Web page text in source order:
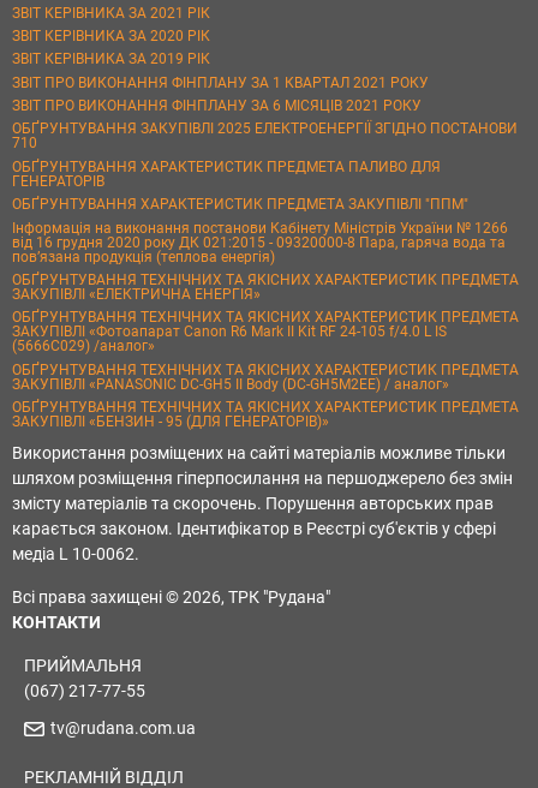
ЗВІТ КЕРІВНИКА ЗА 2021 РІК
ЗВІТ КЕРІВНИКА ЗА 2020 РІК
ЗВІТ КЕРІВНИКА ЗА 2019 РІК
ЗВІТ ПРО ВИКОНАННЯ ФІНПЛАНУ ЗА 1 КВАРТАЛ 2021 РОКУ
ЗВІТ ПРО ВИКОНАННЯ ФІНПЛАНУ ЗА 6 МІСЯЦІВ 2021 РОКУ
ОБҐРУНТУВАННЯ ЗАКУПІВЛІ 2025 ЕЛЕКТРОЕНЕРГІЇ ЗГІДНО ПОСТАНОВИ
710
ОБҐРУНТУВАННЯ ХАРАКТЕРИСТИК ПРЕДМЕТА ПАЛИВО ДЛЯ
ГЕНЕРАТОРІВ
ОБҐРУНТУВАННЯ ХАРАКТЕРИСТИК ПРЕДМЕТА ЗАКУПІВЛІ "ППМ"
Інформація на виконання постанови Кабінету Міністрів України № 1266
від 16 грудня 2020 року ДК 021:2015 - 09320000-8 Пара, гаряча вода та
пов’язана продукція (теплова енергія)
ОБҐРУНТУВАННЯ ТЕХНІЧНИХ ТА ЯКІСНИХ ХАРАКТЕРИСТИК ПРЕДМЕТА
ЗАКУПІВЛІ «ЕЛЕКТРИЧНА ЕНЕРГІЯ»
ОБҐРУНТУВАННЯ ТЕХНІЧНИХ ТА ЯКІСНИХ ХАРАКТЕРИСТИК ПРЕДМЕТА
ЗАКУПІВЛІ «Фотоапарат Canon R6 Mark II Kit RF 24-105 f/4.0 L IS
(5666C029) /аналог»
ОБҐРУНТУВАННЯ ТЕХНІЧНИХ ТА ЯКІСНИХ ХАРАКТЕРИСТИК ПРЕДМЕТА
ЗАКУПІВЛІ «PANASONIC DC-GH5 II Body (DC-GH5M2EE) / аналог»
ОБҐРУНТУВАННЯ ТЕХНІЧНИХ ТА ЯКІСНИХ ХАРАКТЕРИСТИК ПРЕДМЕТА
ЗАКУПІВЛІ «БЕНЗИН - 95 (ДЛЯ ГЕНЕРАТОРІВ)»
Використання розміщених на сайті матеріалів можливе тільки
шляхом розміщення гіперпосилання на першоджерело без змін
змісту матеріалів та скорочень. Порушення авторських прав
карається законом. Ідентифікатор в Реєстрі суб'єктів у сфері
медіа L 10-0062.
Всі права захищені © 2026, ТРК "Рудана"
КОНТАКТИ
ПРИЙМАЛЬНЯ
(067) 217-77-55
tv@rudana.com.ua
РЕКЛАМНІЙ ВІДДІЛ